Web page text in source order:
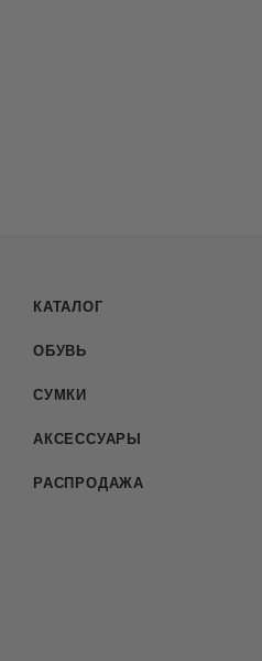
КАТАЛОГ
ОБУВЬ
СУМКИ
АКСЕССУАРЫ
РАСПРОДАЖА